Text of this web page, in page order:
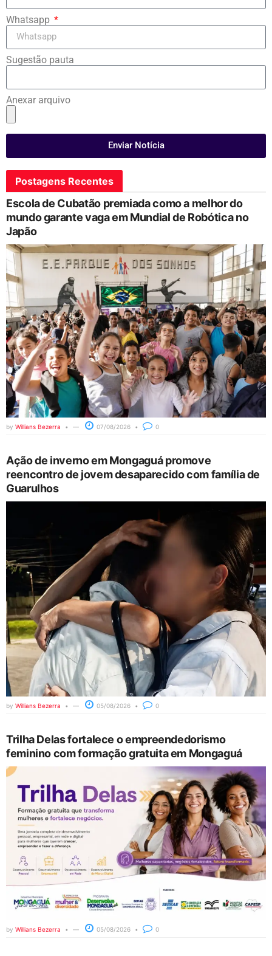
Whatsapp
Sugestão pauta
Anexar arquivo
Enviar Notícia
Postagens Recentes
Escola de Cubatão premiada como a melhor do
mundo garante vaga em Mundial de Robótica no
Japão
by Willians Bezerra 07/08/2026 0
Ação de inverno em Mongaguá promove
reencontro de jovem desaparecido com família de
Guarulhos
by Willians Bezerra 05/08/2026 0
Trilha Delas fortalece o empreendedorismo
feminino com formação gratuita em Mongaguá
by Willians Bezerra 05/08/2026 0